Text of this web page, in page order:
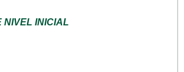
NIVEL INICIAL